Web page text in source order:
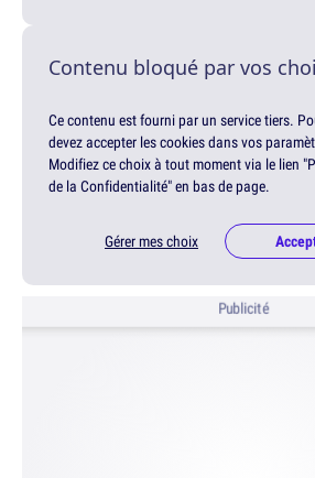
Contenu bloqué par vos
Ce contenu est fourni par un service tiers.
devez accepter les cookies dans vos
Modifiez ce choix à tout moment via le lien
de la Confidentialité" en bas de page.
Gérer mes choix
Publicité